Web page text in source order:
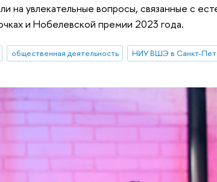
на увлекательные вопросы, связанные с
и Нобелевской премии 2023 года.
общественная деятельность НИУ ВШЭ в Санкт-